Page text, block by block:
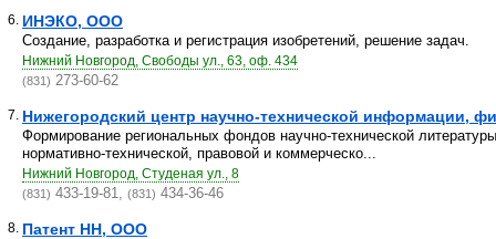
6. ИНЭКО, ООО
Создание, разработка и регистрация изобретений, решение задач.
Нижний Новгород, Свободы ул., 63, оф. 434
(831) 273-60-62
7. Нижегородский центр научно-технической информации,
Формирование региональных фондов научно-технической
нормативно-технической, правовой и коммерческо...
Нижний Новгород, Студеная ул., 8
(831) 433-19-81, (831) 434-36-46
8. Патент НН, ООО